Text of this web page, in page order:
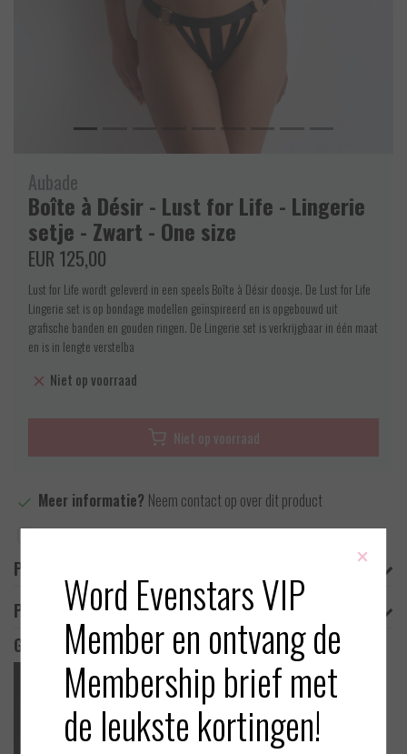
Aubade
Boîte à Désir - Lust for Life - Lingerie
setje - Zwart - One size
EUR 125,00
Lust for Life wordt geleverd in een speels Boîte à Désir doosje. De Lust for Life
Lingerie set is op bondage modellen geïnspireerd en is opgebouwd uit
grafische banden en gouden ringen. De Lingerie set is verkrijgbaar in één maat
en is in lengte verstelba
Niet op voorraad
Niet op voorraad
Meer informatie? Neem contact op over dit product
Productomschrijving
Product informatie
Gerelateerde producten
×
Word Evenstars VIP
Member en ontvang de
Membership brief met
de leukste kortingen!